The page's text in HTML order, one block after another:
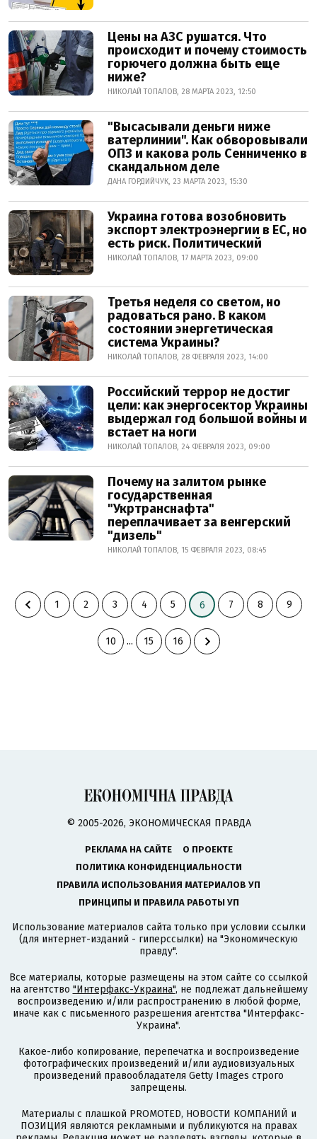
Цены на АЗС рушатся. Что
происходит и почему стоимость
горючего должна быть еще
ниже?
НИКОЛАЙ ТОПАЛОВ, 28 МАРТА 2023, 12:50
"Высасывали деньги ниже
ватерлинии". Как обворовывали
ОПЗ и какова роль Сенниченко в
скандальном деле
ДАНА ГОРДИЙЧУК, 23 МАРТА 2023, 15:30
Украина готова возобновить
экспорт электроэнергии в ЕС, но
есть риск. Политический
НИКОЛАЙ ТОПАЛОВ, 17 МАРТА 2023, 09:00
Третья неделя со светом, но
радоваться рано. В каком
состоянии энергетическая
система Украины?
НИКОЛАЙ ТОПАЛОВ, 28 ФЕВРАЛЯ 2023, 14:00
Российский террор не достиг
цели: как энергосектор Украины
выдержал год большой войны и
встает на ноги
НИКОЛАЙ ТОПАЛОВ, 24 ФЕВРАЛЯ 2023, 09:00
Почему на залитом рынке
государственная
"Укртранснафта"
переплачивает за венгерский
"дизель"
НИКОЛАЙ ТОПАЛОВ, 15 ФЕВРАЛЯ 2023, 08:45
1 2 3 4 5 6 7 8 9
10 ... 15 16
© 2005-2026, ЭКОНОМИЧЕСКАЯ ПРАВДА
РЕКЛАМА НА САЙТЕ
О ПРОЕКТЕ
ПОЛИТИКА КОНФИДЕНЦИАЛЬНОСТИ
ПРАВИЛА ИСПОЛЬЗОВАНИЯ МАТЕРИАЛОВ УП
ПРИНЦИПЫ И ПРАВИЛА РАБОТЫ УП
Использование материалов сайта только при условии ссылки
(для интернет-изданий - гиперссылки) на "Экономическую
правду".
Все материалы, которые размещены на этом сайте со ссылкой
на агентство "Интерфакс-Украина", не подлежат дальнейшему
воспроизведению и/или распространению в любой форме,
иначе как с письменного разрешения агентства "Интерфакс-
Украина".
Какое-либо копирование, перепечатка и воспроизведение
фотографических произведений и/или аудиовизуальных
произведений правообладателя Getty Images строго
запрещены.
Материалы с плашкой PROMOTED, НОВОСТИ КОМПАНИЙ и
ПОЗИЦИЯ являются рекламными и публикуются на правах